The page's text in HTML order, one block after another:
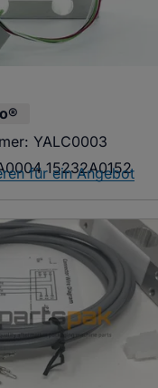
YALC0003
15232A0152
für ein Angebot